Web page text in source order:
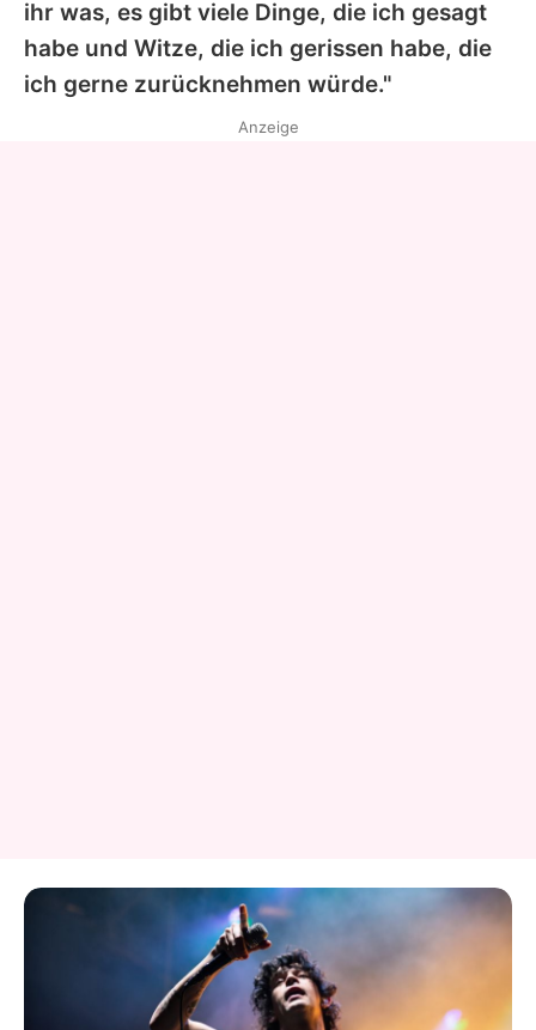
ihr was, es gibt viele Dinge, die ich gesagt
habe und Witze, die ich gerissen habe, die
ich gerne zurücknehmen würde."
Anzeige